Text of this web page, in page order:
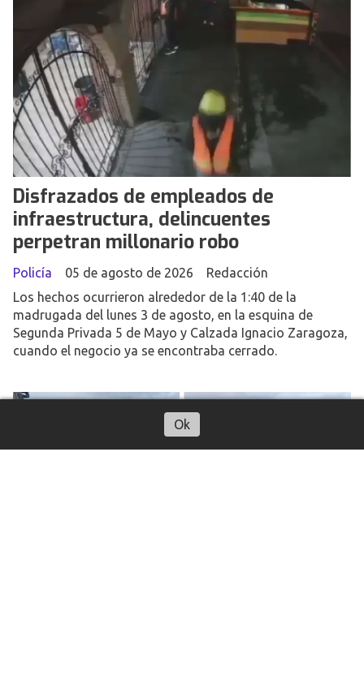
Disfrazados de empleados de
infraestructura, delincuentes
perpetran millonario robo
Redacción
Policía
05 de agosto de 2026
Los hechos ocurrieron alrededor de la 1:40 de la
madrugada del lunes 3 de agosto, en la esquina de
Segunda Privada 5 de Mayo y Calzada Ignacio Zaragoza,
cuando el negocio ya se encontraba cerrado.
Ok